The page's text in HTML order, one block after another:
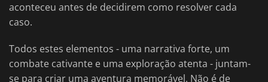
aconteceu antes de decidirem como resolver cada
caso.
Todos estes elementos - uma narrativa forte, um
combate cativante e uma exploração atenta - juntam-
se para criar uma aventura memorável. Não é de